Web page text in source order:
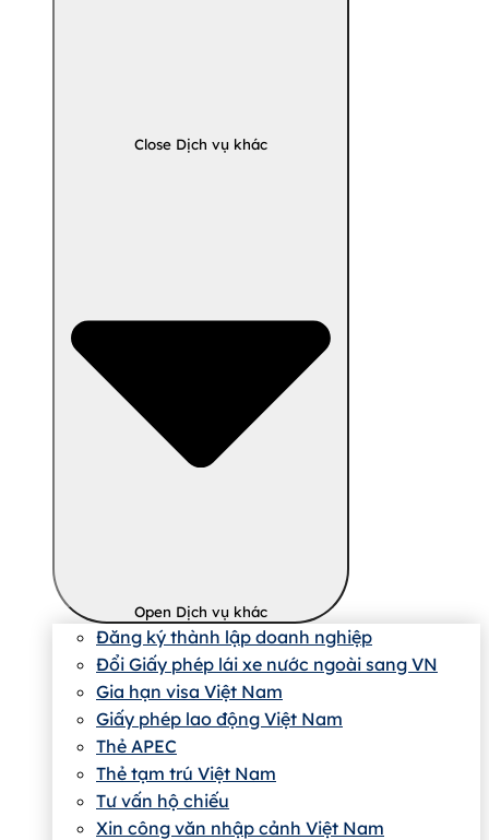
Close Dịch vụ khác
Open Dịch vụ khác
Đăng ký thành lập doanh nghiệp
Đổi Giấy phép lái xe nước ngoài sang VN
Gia hạn visa Việt Nam
Giấy phép lao động Việt Nam
Thẻ APEC
Thẻ tạm trú Việt Nam
Tư vấn hộ chiếu
Xin công văn nhập cảnh Việt Nam